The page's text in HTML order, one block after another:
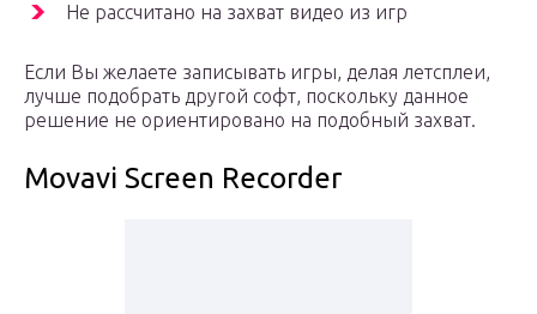
Не рассчитано на захват видео из игр
Если Вы желаете записывать игры, делая летсплеи,
лучше подобрать другой софт, поскольку данное
решение не ориентировано на подобный захват.
Movavi Screen Recorder